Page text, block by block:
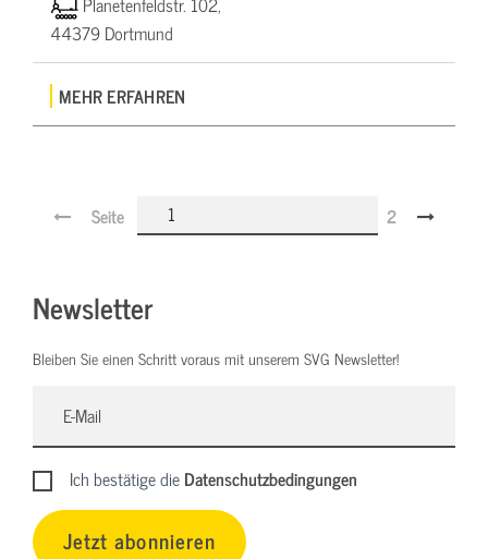
44379 Dortmund
MEHR ERFAHREN
Seite 2
Newsletter
Bleiben Sie einen Schritt voraus mit unserem SVG Newsletter!
Ich bestätige dieDatenschutzbedingungen
Jetzt abonnieren